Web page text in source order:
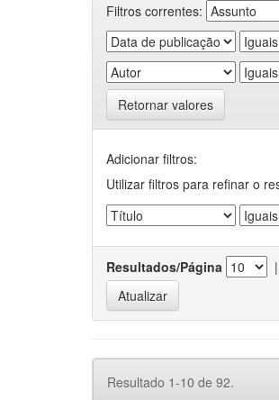
Filtros correntes:
Retornar valores
Adicionar filtros:
Utilizar filtros para refinar o
Resultados/Página |
Resultado 1-10 de 92.